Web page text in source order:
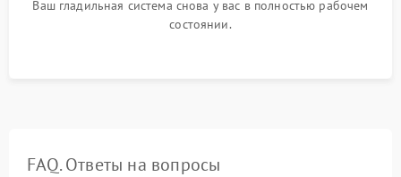
Ваш гладильная система снова у вас в полностью рабочем
состоянии.
FAQ. Ответы на вопросы